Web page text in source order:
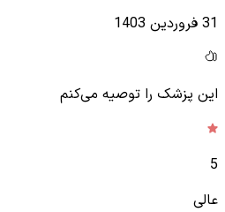
31 فروردین 1403
این پزشک را توصیه می‌کنم
5
عالی